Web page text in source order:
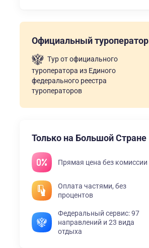
Официальный туроператор
Тур от официального
туроператора из Единого
федерального реестра
туроператоров
Только на Большой Стране
Прямая цена без комиссии
Оплата частями, без
процентов
Федеральный сервис: 97
направлений и 23 вида
отдыха